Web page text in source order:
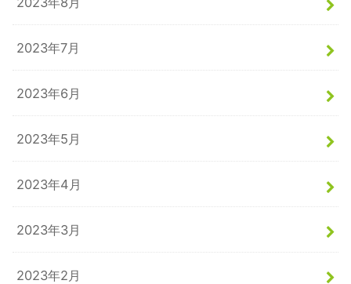
2023年7月
2023年6月
2023年5月
2023年4月
2023年3月
2023年2月